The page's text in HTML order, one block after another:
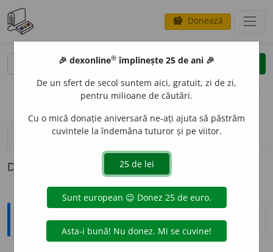
savings Donează
clear
opțiuni
definiții (1)
Definiția cu ID-ul 890226:
Explicative DEX
🎉 dexonline® împlinește 25 de ani 🎉
De un sfert de secol suntem aici, gratuit, zi de zi,
pentru milioane de căutări.
Cu o mică donație aniversară ne-ați ajuta să păstrăm
cuvintele la îndemâna tuturor și pe viitor.